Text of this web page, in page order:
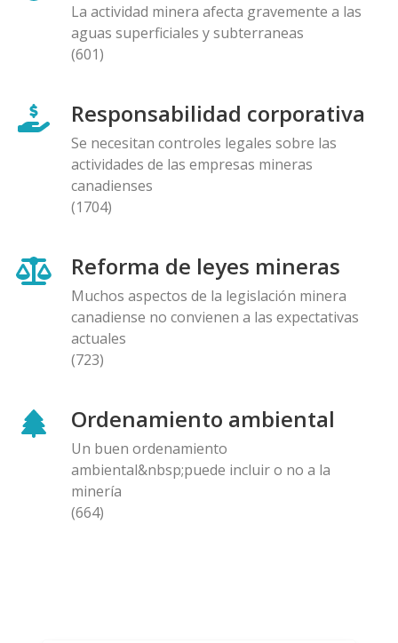
La actividad minera afecta gravemente a las
aguas superficiales y subterraneas
(601)
Responsabilidad corporativa
Se necesitan controles legales sobre las
actividades de las empresas mineras
canadienses
(1704)
Reforma de leyes mineras
Muchos aspectos de la legislación minera
canadiense no convienen a las expectativas
actuales
(723)
Ordenamiento ambiental
Un buen ordenamiento
ambiental&nbsp;puede incluir o no a la
minería
(664)